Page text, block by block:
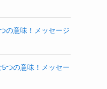
の意味！メッセージ
つの意味！メッセー